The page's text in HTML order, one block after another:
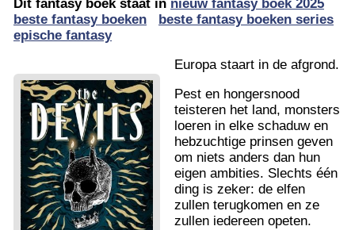
Dit fantasy boek staat in nieuw fantasy boek 2025
beste fantasy boeken
beste fantasy boeken series
epische fantasy
Europa staart in de afgrond.
Pest en hongersnood
teisteren het land, monsters
loeren in elke schaduw en
hebzuchtige prinsen geven
om niets anders dan hun
eigen ambities. Slechts één
ding is zeker: de elfen
zullen terugkomen en ze
zullen iedereen opeten.